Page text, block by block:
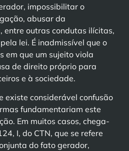
impossibilitar o
abusar da
entre outras condutas ilícitas,
lei. É inadmissível que o
em que um sujeito viola
de direito próprio para
e à sociedade.
existe considerável confusão
fundamentariam este
Em muitos casos, chega-
I, do CTN, que se refere
do fato gerador,